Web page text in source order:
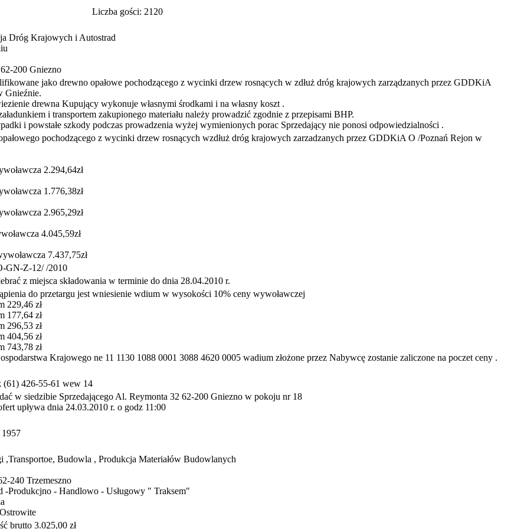
Liczba gości: 2120
Dróg Krajowych i Autostrad
200 Gniezno
jako drewno opałowe pochodzącego z wycinki drzew rosnących w zdłuż dróg krajowych zarządzanych przez GDDKiA
Gnieźnie.
drewna Kupujący wykonuje własnymi środkami i na własny koszt .
i transportem zakupionego materiału należy prowadzić zgodnie z przepisami BHP.
i powstałe szkody podczas prowadzenia wyżej wymienionych porac Sprzedający nie ponosi odpowiedzialności .
pochodzącego z wycinki drzew rosnących wzdłuż dróg krajowych zarzadzanych przez GDDKiA O /Poznań Rejon w
2.294,64zł
1.776,38zł
2.965,29zł
4.045,59zł
7.437,75zł
GN-Z-12/ /2010
z miejsca składowania w terminie do dnia 28.04.2010 r.
do przetargu jest wniesienie wdium w wysokości 10% ceny wywoławczej
229,46 zł
177,64 zł
296,53 zł
404,56 zł
743,78 zł
Krajowego ne 11 1130 1088 0001 3088 4620 0005 wadium złożone przez Nabywcę zostanie zaliczone na poczet ceny .
(61) 426-55-61 wew 14
w siedzibie Sprzedającego Al. Reymonta 32 62-200 Gniezno w pokoju nr 18
upływa dnia 24.03.2010 r. o godz 11:00
,Transportoe, Budowla , Produkcja Materiałów Budowlanych
240 Trzemeszno
-Produkcjno - Handlowo - Usługowy " Traksem"
brutto 3.025,00 zł